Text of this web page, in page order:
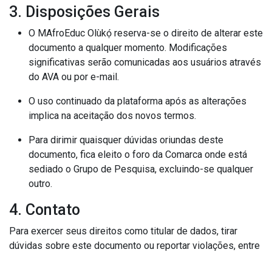
3. Disposições Gerais
O MAfroEduc Olùkọ́ reserva-se o direito de alterar este
documento a qualquer momento. Modificações
significativas serão comunicadas aos usuários através
do AVA ou por e-mail.
O uso continuado da plataforma após as alterações
implica na aceitação dos novos termos.
Para dirimir quaisquer dúvidas oriundas deste
documento, fica eleito o foro da Comarca onde está
sediado o Grupo de Pesquisa, excluindo-se qualquer
outro.
4. Contato
Para exercer seus direitos como titular de dados, tirar
dúvidas sobre este documento ou reportar violações, entre